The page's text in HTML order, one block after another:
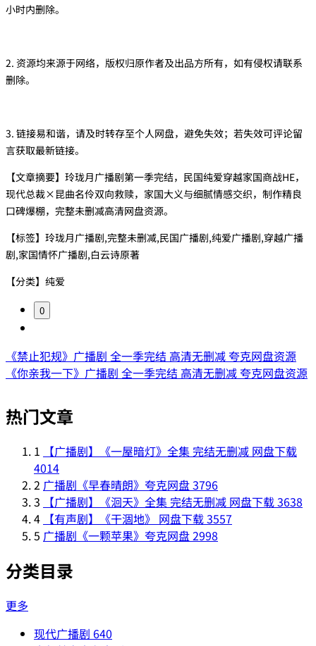
小时内删除。
2. 资源均来源于网络，版权归原作者及出品方所有，如有侵权请联系
删除。
3. 链接易和谐，请及时转存至个人网盘，避免失效；若失效可评论留
言获取最新链接。
【文章摘要】玲珑月广播剧第一季完结，民国纯爱穿越家国商战HE，
现代总裁×昆曲名伶双向救赎，家国大义与细腻情感交织，制作精良
口碑爆棚，完整未删减高清网盘资源。
【标签】玲珑月广播剧,完整未删减,民国广播剧,纯爱广播剧,穿越广播
剧,家国情怀广播剧,白云诗原著
【分类】纯爱
0
《禁止犯规》广播剧 全一季完结 高清无删减 夸克网盘资源
《你亲我一下》广播剧 全一季完结 高清无删减 夸克网盘资源
热门文章
1
【广播剧】《一屋暗灯》全集 完结无删减 网盘下载
4014
2 广播剧《早春晴朗》夸克网盘3796
3
【广播剧】《洄天》全集 完结无删减 网盘下载3638
4 【有声剧】《干涸地》 网盘下载3557
5 广播剧《一颗苹果》夸克网盘2998
分类目录
更多
现代广播剧 640